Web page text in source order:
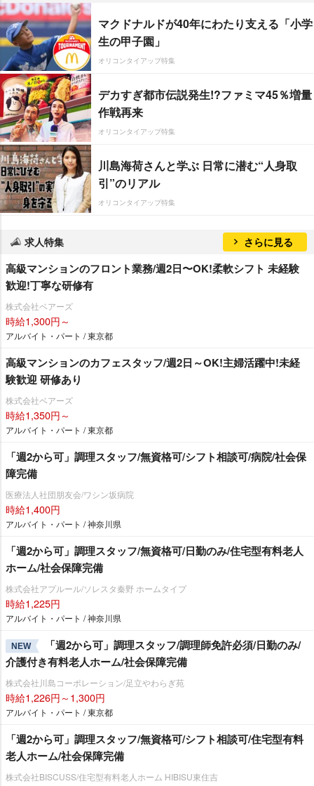
マクドナルドが40年にわたり支える「小学
生の甲子園」
オリコンタイアップ特集
デカすぎ都市伝説発生!?ファミマ45％増量
作戦再来
オリコンタイアップ特集
川島海荷さんと学ぶ 日常に潜む“人身取
引”のリアル
オリコンタイアップ特集
求人特集 さらに見る
⾼級マンションのフロント業務/週2⽇〜OK!柔軟シフト 未経験
歓迎!丁寧な研修有
株式会社ベアーズ
時給1,300円～
アルバイト・パート / 東京都
高級マンションのカフェスタッフ/週2日～OK!主婦活躍中!未経
験歓迎 研修あり
株式会社ベアーズ
時給1,350円～
アルバイト・パート / 東京都
「週2から可」調理スタッフ/無資格可/シフト相談可/病院/社会保
障完備
医療法人社団朋友会/ワシン坂病院
時給1,400円
アルバイト・パート / 神奈川県
「週2から可」調理スタッフ/無資格可/日勤のみ/住宅型有料老人
ホーム/社会保障完備
株式会社アプルール/ソレスタ秦野 ホームタイプ
時給1,225円
アルバイト・パート / 神奈川県
NEW
「週2から可」調理スタッフ/調理師免許必須/日勤のみ/
介護付き有料老人ホーム/社会保障完備
株式会社川島コーポレーション/足立やわらぎ苑
時給1,226円～1,300円
アルバイト・パート / 東京都
「週2から可」調理スタッフ/無資格可/シフト相談可/住宅型有料
老人ホーム/社会保障完備
株式会社BISCUSS/住宅型有料老人ホーム HIBISU東住吉